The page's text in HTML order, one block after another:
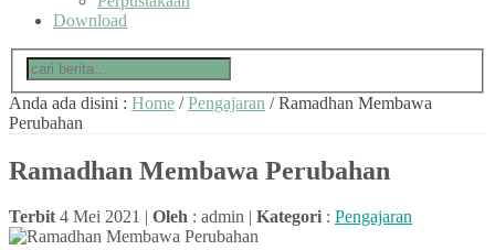
Download
Anda ada disini : Home /Pengajaran /Ramadhan Membawa
Perubahan
Ramadhan Membawa Perubahan
Terbit 4 Mei 2021 | Oleh : admin | Kategori : Pengajaran